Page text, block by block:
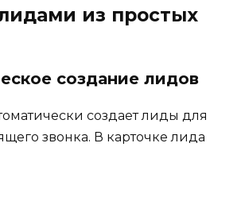
из простых
создание лидов
создает лиды для
звонка. В карточке лида